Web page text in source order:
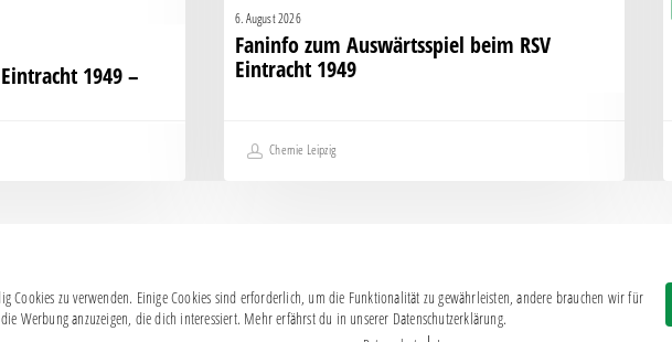
1949 –
6. August 2026
Faninfo zum Auswärtsspiel beim RSV
Eintracht 1949
Chemie Leipzig
Impressum|Datenschutz
BSG CHEMIE LEIPZIG © 2026
Cookies zu verwenden. Einige Cookies sind erforderlich, um die Funktionalität zu gewährleisten, andere brauchen wir für
Werbung anzuzeigen, die dich interessiert. Mehr erfährst du in unserer Datenschutzerklärung.